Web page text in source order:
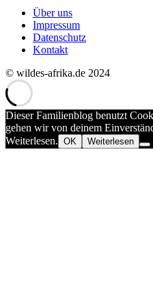
Über uns
Impressum
Datenschutz
Kontakt
© wildes-afrika.de 2024
Dieser Familienblog benutzt
gehen wir von deinem
Weiterlesen. OK Weiterlesen